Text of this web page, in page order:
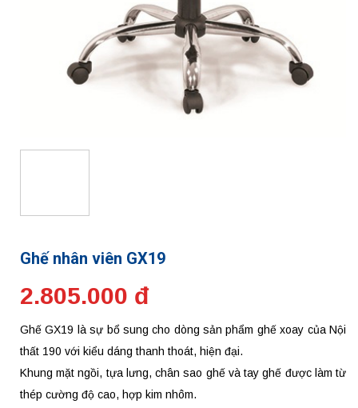
Ghế nhân viên GX19
2.805.000 đ
Ghế GX19 là sự bổ sung cho dòng sản phẩm ghế xoay của Nội
thất 190 với kiểu dáng thanh thoát, hiện đại.
Khung mặt ngồi, tựa lưng, chân sao ghế và tay ghế được làm từ
thép cường độ cao, hợp kim nhôm.